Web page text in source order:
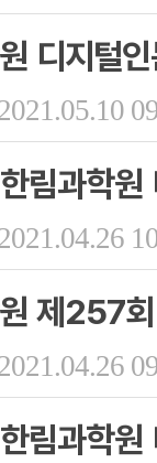
디지털
림과학원
제257
림과학원